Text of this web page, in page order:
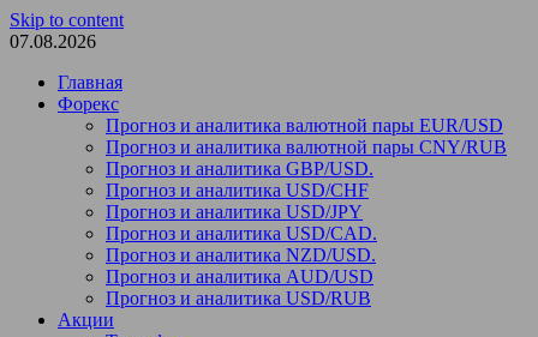
Skip to content
07.08.2026
Главная
Форекс
Прогноз и аналитика валютной пары EUR/USD
Прогноз и аналитика валютной пары CNY/RUB
Прогноз и аналитика GBP/USD.
Прогноз и аналитика USD/CHF
Прогноз и аналитика USD/JPY
Прогноз и аналитика USD/CAD.
Прогноз и аналитика NZD/USD.
Прогноз и аналитика AUD/USD
Прогноз и аналитика USD/RUB
Акции